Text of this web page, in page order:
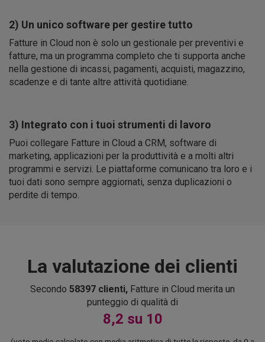
2) Un unico software per gestire tutto
Fatture in Cloud non è solo un gestionale per preventivi e
fatture, ma un programma completo che ti supporta anche
nella gestione di incassi, pagamenti, acquisti, magazzino,
scadenze e di tante altre attività quotidiane.
3) Integrato con i tuoi strumenti di lavoro
Puoi collegare Fatture in Cloud a CRM, software di
marketing, applicazioni per la produttività e a molti altri
programmi e servizi. Le piattaforme comunicano tra loro e i
tuoi dati sono sempre aggiornati, senza duplicazioni o
perdite di tempo.
La valutazione dei clienti
Secondo 58397 clienti, Fatture in Cloud merita un
punteggio di qualità di
8,2 su 10